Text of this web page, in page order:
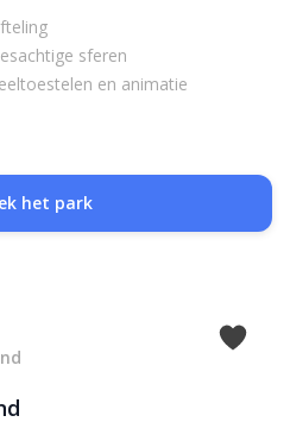
sferen
en animatie
het park